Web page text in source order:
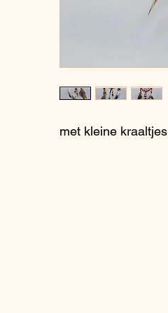
met kleine kraaltjes